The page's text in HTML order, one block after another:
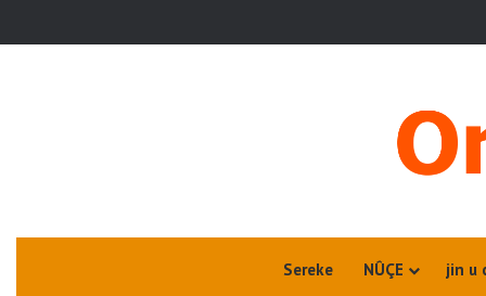
Sereke NÛÇE jin u